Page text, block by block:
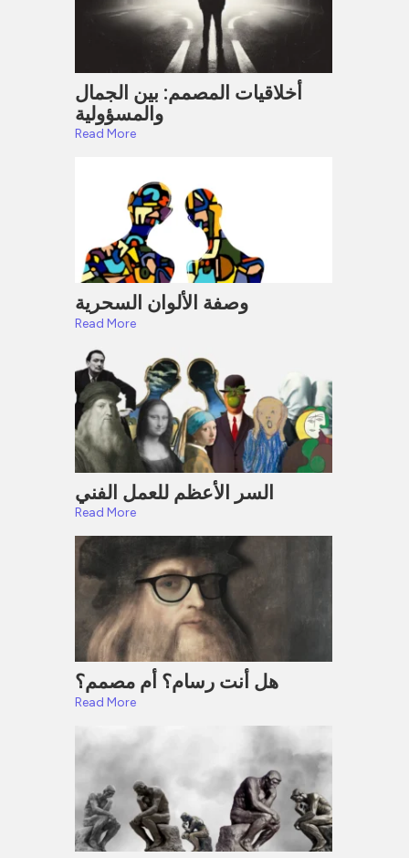
أخلاقيات المصمم: بين الجمال
والمسؤولية
Read More
وصفة الألوان السحرية
Read More
السر الأعظم للعمل الفني
Read More
هل أنت رسام؟ أم مصمم؟
Read More